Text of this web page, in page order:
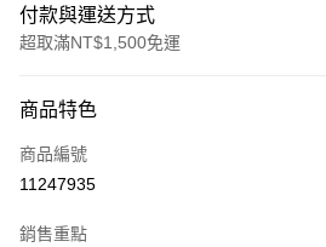
付款與運送方式
超取滿NT$1,500免運
信用卡一次付款
超商取貨付款
商品特色
商品編號
11247935
銷售重點